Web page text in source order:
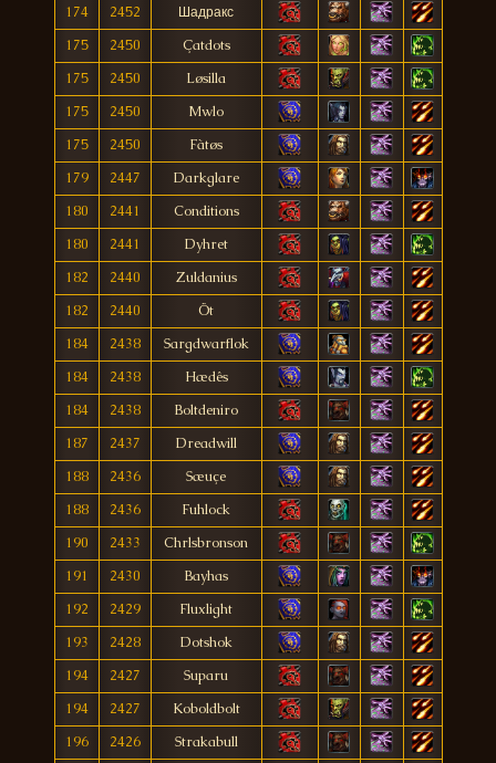
174
2452
Шадракс
175
2450
Çatdots
175
2450
Løsilla
175
2450
Mwlo
175
2450
Fàtøs
179
2447
Darkglare
180
2441
Conditions
180
2441
Dyhret
182
2440
Zuldanius
182
2440
Öt
184
2438
Sargdwarflok
184
2438
Hædês
184
2438
Boltdeniro
187
2437
Dreadwill
188
2436
Sæuçe
188
2436
Fuhlock
190
2433
Chrlsbronson
191
2430
Bayhas
192
2429
Fluxlight
193
2428
Dotshok
194
2427
Suparu
194
2427
Koboldbolt
196
2426 Strakabull